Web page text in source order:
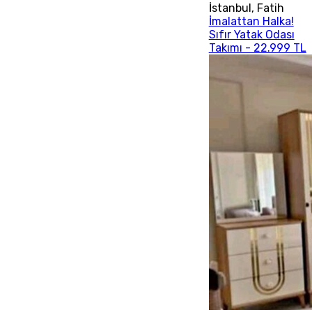
İstanbul, Fatih
İmalattan Halka!
Sıfır Yatak Odası
Takımı - 22.999 TL